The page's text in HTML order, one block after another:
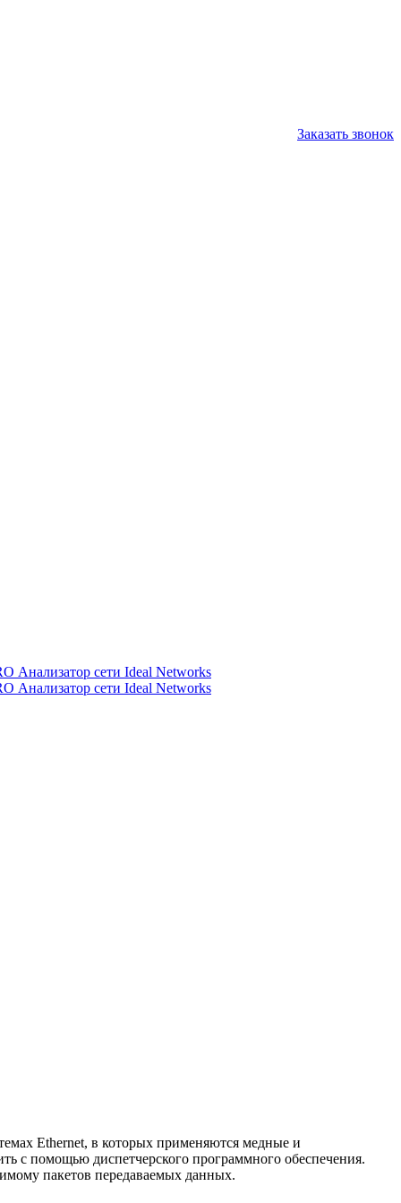
Заказать звонок
Ethernet, в которых применяются медные и
с помощью диспетчерского программного обеспечения.
пакетов передаваемых данных.